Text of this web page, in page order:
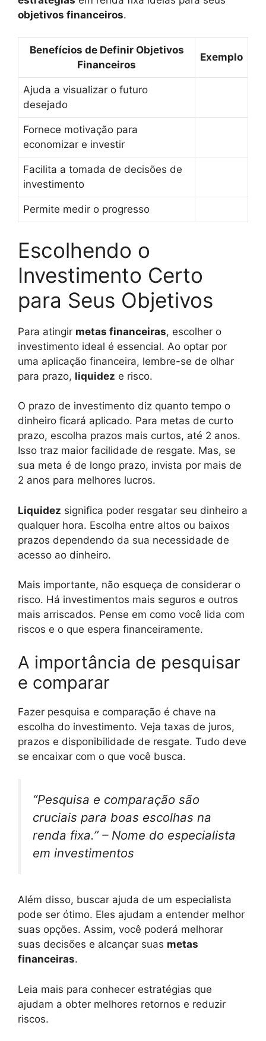
objetivos financeiros.
Benefícios de Definir Objetivos
Financeiros
Exemplo
Ajuda a visualizar o futuro
desejado
Fornece motivação para
economizar e investir
Facilita a tomada de decisões de
investimento
Permite medir o progresso
Escolhendo o
Investimento Certo
para Seus Objetivos
Para atingir metas financeiras, escolher o
investimento ideal é essencial. Ao optar por
uma aplicação financeira, lembre-se de olhar
para prazo, liquidez e risco.
O prazo de investimento diz quanto tempo o
dinheiro ficará aplicado. Para metas de curto
prazo, escolha prazos mais curtos, até 2 anos.
Isso traz maior facilidade de resgate. Mas, se
sua meta é de longo prazo, invista por mais de
2 anos para melhores lucros.
Liquidez significa poder resgatar seu dinheiro a
qualquer hora. Escolha entre altos ou baixos
prazos dependendo da sua necessidade de
acesso ao dinheiro.
Mais importante, não esqueça de considerar o
risco. Há investimentos mais seguros e outros
mais arriscados. Pense em como você lida com
riscos e o que espera financeiramente.
A importância de pesquisar
e comparar
Fazer pesquisa e comparação é chave na
escolha do investimento. Veja taxas de juros,
prazos e disponibilidade de resgate. Tudo deve
se encaixar com o que você busca.
“Pesquisa e comparação são
cruciais para boas escolhas na
renda fixa.” – Nome do especialista
em investimentos
Além disso, buscar ajuda de um especialista
pode ser ótimo. Eles ajudam a entender melhor
suas opções. Assim, você poderá melhorar
suas decisões e alcançar suas metas
financeiras.
Leia mais para conhecer estratégias que
ajudam a obter melhores retornos e reduzir
riscos.